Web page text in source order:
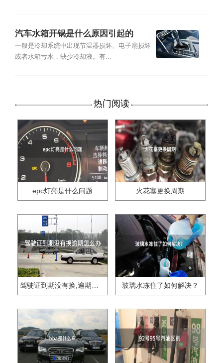
汽车水箱开锅是什么原因引起的
一般是冷却系统中出现节温器损坏、电子扇损坏
或者水箱亏水，缺少冷却液。有...
热门阅读
epc灯亮是什么问题 火花塞更换周期
驾驶证到期没有换,逾期怎么办?? 玻璃水冻住了如何解决？